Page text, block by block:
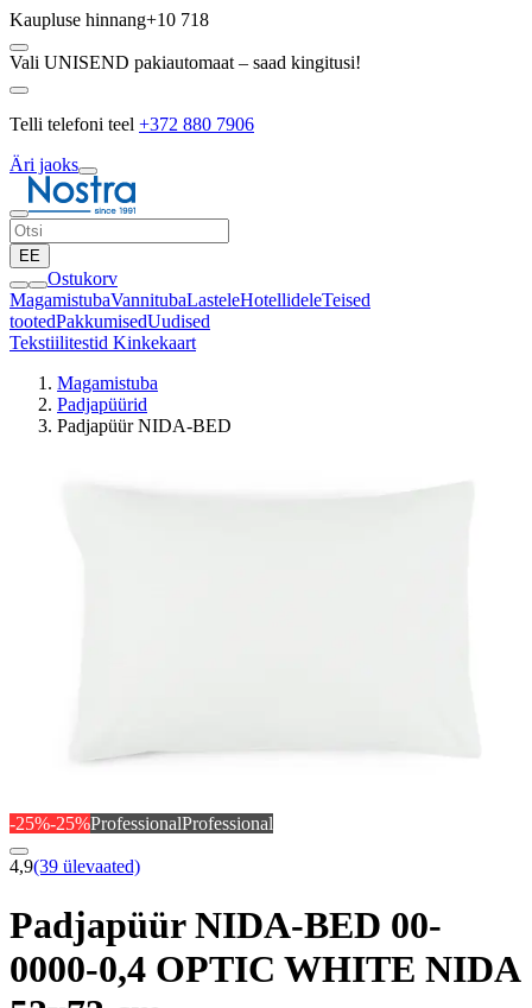
Kaupluse hinnang+10 718
Vali UNISEND pakiautomaat – saad kingitusi!
Telli telefoni teel +372 880 7906
Äri jaoks
EE
Ostukorv
MagamistubaVannitubaLasteleHotellideleTeised
tootedPakkumisedUudised
Tekstiilitestid Kinkekaart
Magamistuba
Padjapüürid
Padjapüür NIDA-BED
-25%-25%ProfessionalProfessional
4,9(39 ülevaated)
Padjapüür NIDA-BED 00-
0000-0,4 OPTIC WHITE NIDA